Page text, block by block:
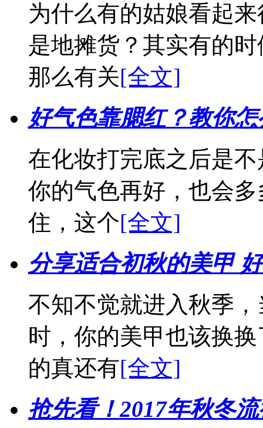
为什么有的姑娘看起
是地摊货？其实有的
那么有关[全文]
好气色靠腮红？教你
在化妆打完底之后是
你的气色再好，也会
住，这个[全文]
分享适合初秋的美甲
不知不觉就进入秋季
时，你的美甲也该换
的真还有[全文]
抢先看！2017年秋冬